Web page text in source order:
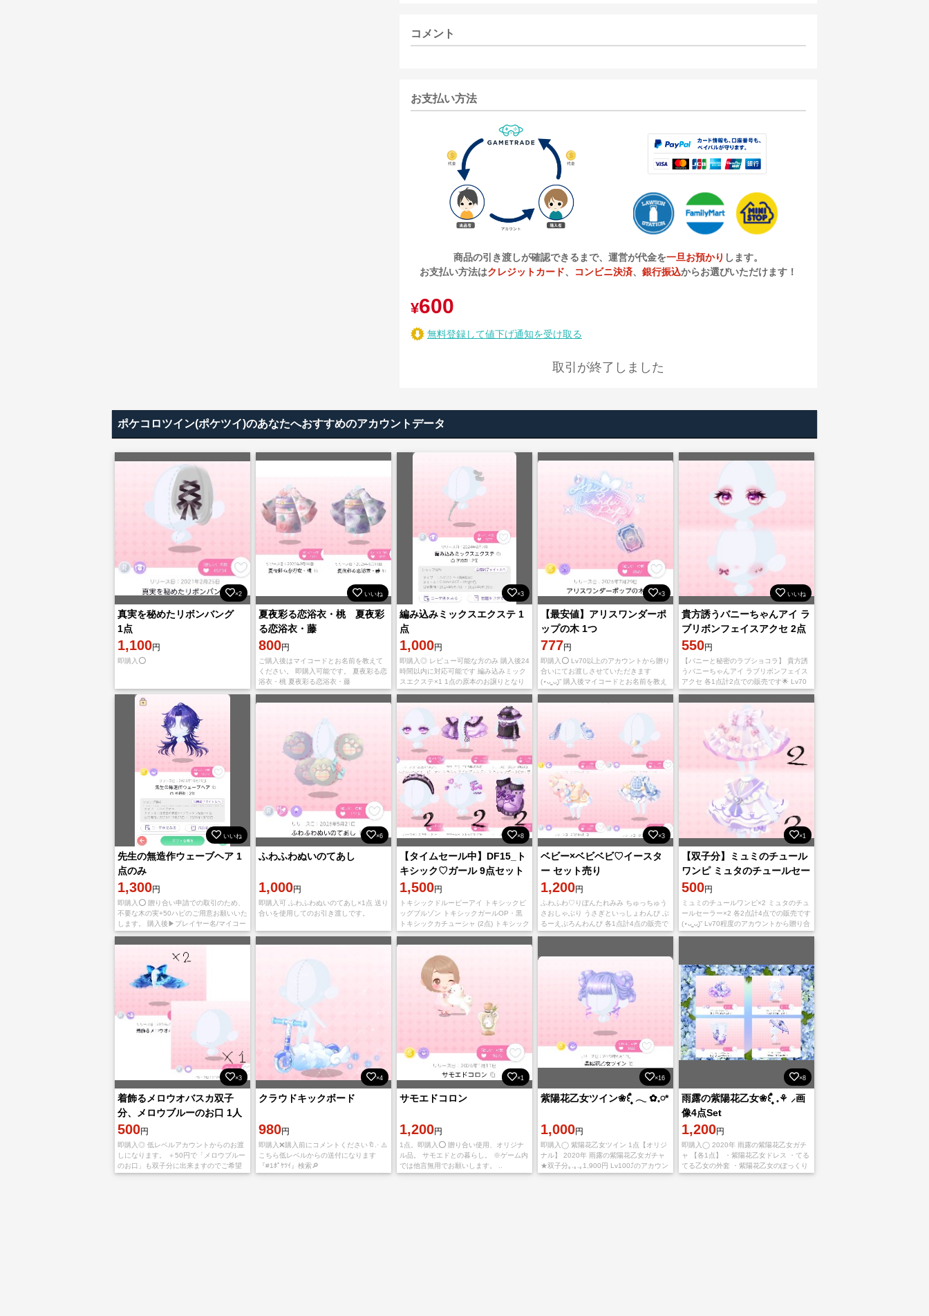
コメント
お支払い方法
商品の引き渡しが確認できるまで、運営が代金を一旦お預かり します。
お支払い方法はクレジットカード、 コンビニ決済、 銀行振込からお選びいただけます！
¥600
無料登録して値下げ通知を受け取る
取引が終了しました
ポケコロツイン(ポケツイ)のあなたへおすすめのアカウントデータ
×2
真実を秘めたリボンバング
1点
1,100円
即購入⭕️
いいね
夏夜彩る恋浴衣・桃 夏夜彩
る恋浴衣・藤
800円
ご購入後はマイコードとお名前を教えて
ください。 即購入可能です。 夏夜彩る恋
浴衣・桃 夏夜彩る恋浴衣・藤
×3
編み込みミックスエクステ 1
点
1,000円
即購入◎ レビュー可能な方のみ 購入後24
時間以内に対応可能です 編み込みミック
スエクステ×1 1点の原本のお譲りとなり
ます‪ෆ‪.*･ﾟ レベル120↑のアカウントから
贈り合いでのお取
×3
【最安値】アリスワンダーポ
ップの木 1つ
777円
即購入⭕️ Lv70以上のアカウントから贈り
合いにてお渡しさせていただきます
(⋆ᴗ͈ˬᴗ͈)” 購入後マイコードとお名前を教え
てください🙇‍♀️
いいね
貴方誘うバニーちゃんアイ ラ
ブリボンフェイスアクセ 2点
セット
550円
【バニーと秘密のラブショコラ】 貴方誘
うバニーちゃんアイ ラブリボンフェイス
アクセ 各1点計2点での販売です🌟 Lv70
程度のアカウントから贈り合いにてお渡
しさせて頂きます(⋆ᴗ͈ˬᴗ͈
いいね
先生の無造作ウェーブヘア 1
点のみ
1,300円
即購入️⭕️ 贈り合い申請での取引のため、
不要な木の実+50ハピのご用意お願いいた
します。 購入後▶プレイヤー名/マイコー
ドをご記入ください。 確認でき次第、フ
レンド申請失礼致しますので承認後
×6
ふわふわぬいのてあし
1,000円
即購入可 ふわふわぬいのてあし×1点 送り
合いを使用してのお引き渡しです。
×8
【タイムセール中】DF15_ト
キシック♡ガール 9点セット
1,500円
トキシックドルーピーアイ トキシックビ
ッグブルゾン トキシックガールOP・黒
トキシックカチューシャ (2点) トキシック
ヘアピンセット (2点) トキシック厚底ブー
ツ・紫 (2点) 計
×3
ベビー×ベビベビ♡イースタ
ー セット売り
1,200円
ふわふわ♡りぼんたれみみ ちゅっちゅう
さおしゃぶり うさぎといっしょわんぴ ぶ
るーえぷろんわんぴ 各1点計4点の販売で
す(⋆ᴗ͈ˬᴗ͈)” Lv70程度のアカウントから贈り
×1
【双子分】ミュミのチュール
ワンピ ミュタのチュールセー
ラー
500円
ミュミのチュールワンピ×2 ミュタのチュ
ールセーラー×2 各2点計4点での販売です
(⋆ᴗ͈ˬᴗ͈)” Lv70程度のアカウントから贈り合
いでのお渡し 購入後マイコードの提示よ
×3
着飾るメロウオバスカ双子
分、メロウブルーのお口 1人
分
500円
即購入◎ 低レベルアカウントからのお渡
しになります。 ＋50円で「メロウブルー
のお口」も双子分に出来ますのでご希望
の方はコメントお願いいたします。
×4
クラウドキックボード
980円
即購入❌購入前にコメントください🔖.· ⚠️
こちら低レベルからの送付になります
『#1ﾎﾟｹﾂｲ』検索🔎
×1
サモエドコロン
1,200円
1点。即購入⭕ 贈り合い使用、オリジナ
ル品。 サモエドとの暮らし。 ※ゲーム内
では他言無用でお願いします。 ..
×16
紫陽花乙女ツイン‎❀꒰۪۪ ᩧ 𓂃 ✿𓈒𓏸*
1,000円
即購入◯ 紫陽花乙女ツイン 1点【オリジ
ナル】 2020年 雨露の紫陽花乙女ガチャ
★双子分｡.｡.｡1,900円 Lv100⤴︎のアカウン
トから贈り合い 購入後にメッセージにて
×8
雨露の紫陽花乙女‎‎❀꒰۪۪ ᩧ 𓈒⚘ ⸝画
像4点Set
1,200円
即購入◯ 2020年 雨露の紫陽花乙女ガチ
ャ 【各1点】 ・紫陽花乙女ドレス ・てる
てる乙女の外套 ・紫陽花乙女のぽっくり
・紫陽花の梅雨色和傘 ★Lv100⤴︎︎︎のアカウ